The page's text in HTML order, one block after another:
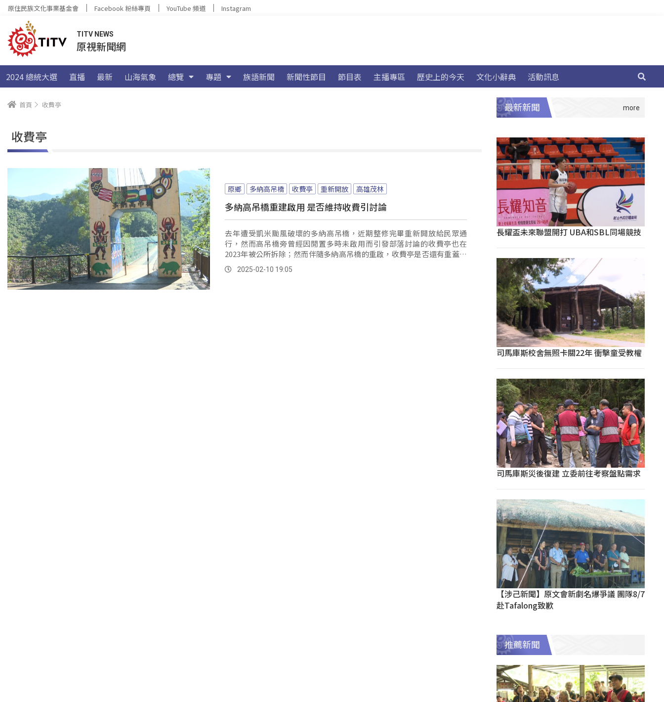
原住民族文化事業基金會 Facebook 粉絲專頁 YouTube 頻道 Instagram
TITV NEWS
原視新聞網
2024 總統大選 直播 最新 山海氣象 總覽 專題 族語新聞 新聞性節目 節目表 主播專區 歷史上的今天 文化小辭典 活動訊息
首頁 收費亭
收費亭
原鄉 多納高吊橋 收費亭 重新開放 高雄茂林
多納高吊橋重建啟用 是否維持收費引討論
去年遭受凱米颱風破壞的多納高吊橋，近期整修完畢重新開放給民眾通
行，然而高吊橋旁曾經因閒置多時未啟用而引發部落討論的收費亭也在
2023年被公所拆除；然而伴隨多納高吊橋的重啟，收費亭是否還有重蓋必
要？代表認為若以提高部落觀光收入來看是必要，但收費亭的設置點以及
人事成本等問題，也是目前公所和代表會評估的點。
2025-02-10 19:05
最新新聞
長耀盃未來聯盟開打 UBA和SBL同場競技
司馬庫斯校舍無照卡關22年 衝擊童受教權
司馬庫斯災後復建 立委前往考察盤點需求
【涉己新聞】原文會新劇名爆爭議 團隊8/7
赴Tafalong致歉
推薦新聞